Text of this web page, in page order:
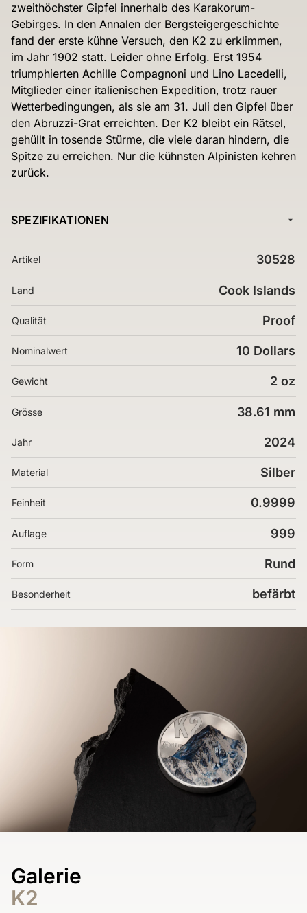
zweithöchster Gipfel innerhalb des Karakorum-
Gebirges. In den Annalen der Bergsteigergeschichte
fand der erste kühne Versuch, den K2 zu erklimmen,
im Jahr 1902 statt. Leider ohne Erfolg. Erst 1954
triumphierten Achille Compagnoni und Lino Lacedelli,
Mitglieder einer italienischen Expedition, trotz rauer
Wetterbedingungen, als sie am 31. Juli den Gipfel über
den Abruzzi-Grat erreichten. Der K2 bleibt ein Rätsel,
gehüllt in tosende Stürme, die viele daran hindern, die
Spitze zu erreichen. Nur die kühnsten Alpinisten kehren
zurück.
SPEZIFIKATIONEN
Artikel 30528
Land Cook Islands
Qualität Proof
Nominalwert 10 Dollars
Gewicht 2 oz
Grösse 38.61 mm
Jahr 2024
Material Silber
Feinheit 0.9999
Auflage 999
Form Rund
Besonderheit befärbt
Galerie
K2